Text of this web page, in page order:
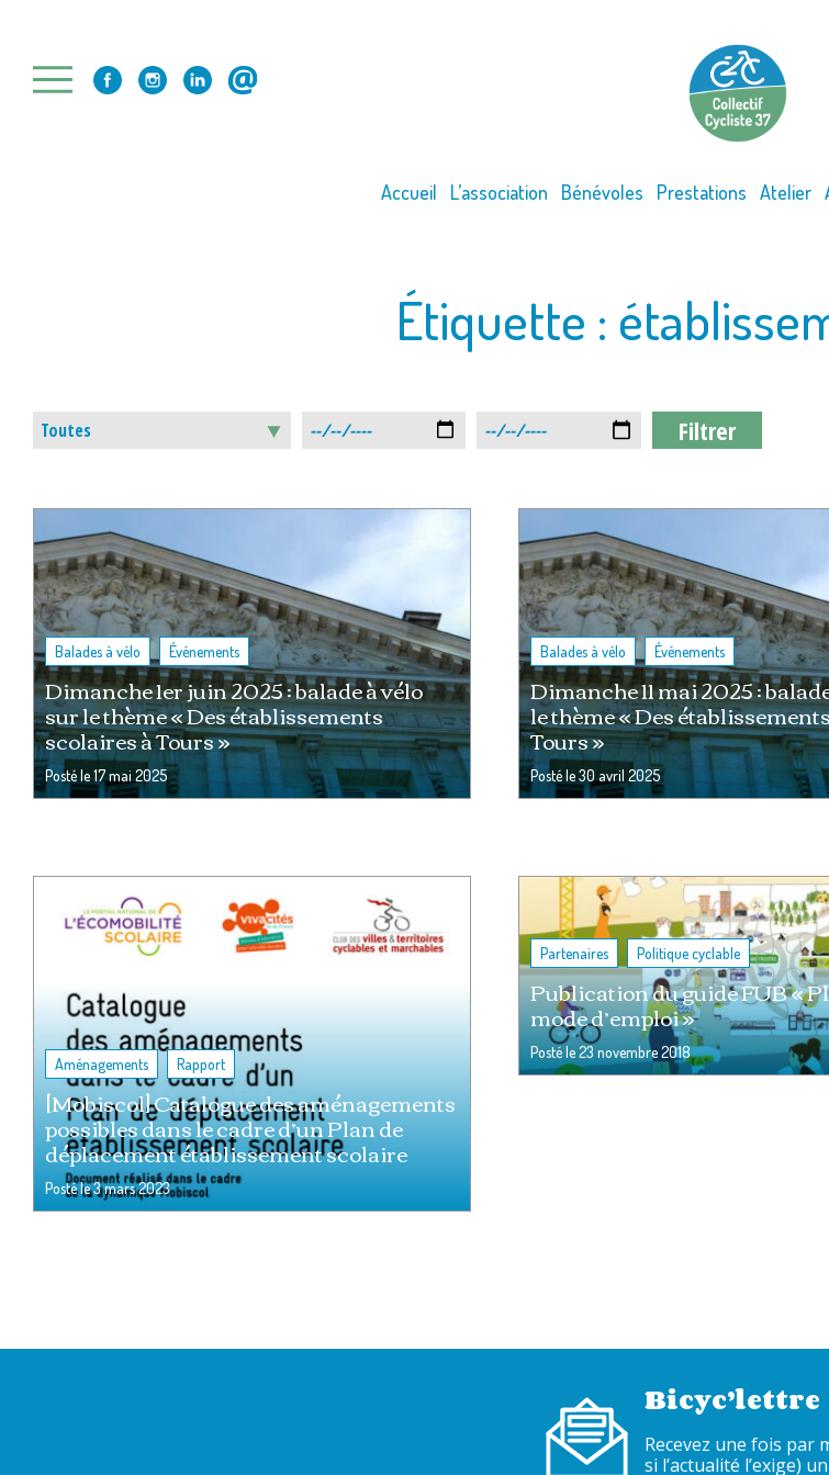
content
Accueil L’association Bénévoles Prestations Atelier
Étiquette :
Balades à vélo Événements
Dimanche 1er juin 2025 : balade à vélo
sur le thème « Des établissements
scolaires à Tours »
Posté le17 mai 2025
Balades à vélo Événements
Dimanche 11 mai 2025 :
le thème « Des
Tours »
Posté le30 avril 2025
Aménagements Rapport
[Mobiscol] Catalogue des aménagements
possibles dans le cadre d’un Plan de
déplacement établissement scolaire
Posté le3 mars 2023
Partenaires , Politique cyclable
Publication du guide FUB «
mode d’emploi »
Posté le23 novembre 2018
Bicyc’lettre
Recevez une fois par
si l’actualité l’exige)